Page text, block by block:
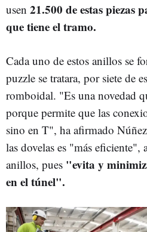
usen 21.500 de estas piezas
que tiene el tramo.
Cada uno de estos anillos se
puzzle se tratara, por siete de
romboidal. "Es una novedad
porque permite que las
sino en T", ha afirmado
las dovelas es "más
anillos, pues "evita y
en el túnel".